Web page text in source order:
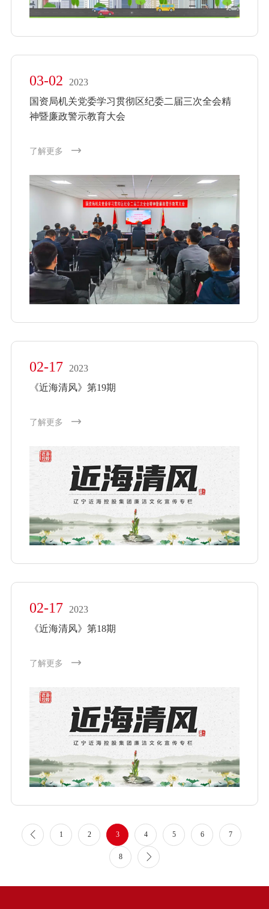
03-02
2023
国资局机关党委学习贯彻区纪委二届三次全会精
神暨廉政警示教育大会
了解更多
02-17
2023
《近海清风》第19期
了解更多
02-17
2023
《近海清风》第18期
了解更多
1 2 3 4 5 6 7
8